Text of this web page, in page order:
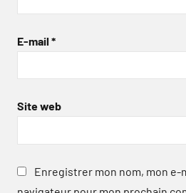
E-mail *
Site web
Enregistrer mon nom, mon e-